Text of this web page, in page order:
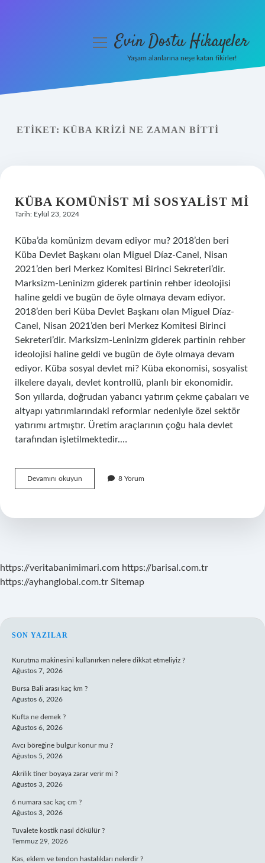
Yasal Uyarı
menüyüEvin Dostu Hikayeler
Yaşam alanlarına neşe katan fikirler!
ETIKET: KÜBA KRIZI NE ZAMAN BITTI
KÜBA KOMÜNIST MI SOSYALIST MI
Tarih: Eylül 23, 2024
Küba’da komünizm devam ediyor mu? 2018’den beri
Küba Devlet Başkanı olan Miguel Díaz-Canel, Nisan
2021’den beri Merkez Komitesi Birinci Sekreteri’dir.
Marksizm-Leninizm giderek partinin rehber ideolojisi
haline geldi ve bugün de öyle olmaya devam ediyor.
2018’den beri Küba Devlet Başkanı olan Miguel Díaz-
Canel, Nisan 2021’den beri Merkez Komitesi Birinci
Sekreteri’dir. Marksizm-Leninizm giderek partinin rehber
ideolojisi haline geldi ve bugün de öyle olmaya devam
ediyor. Küba sosyal devlet mi? Küba ekonomisi, sosyalist
ilkelere dayalı, devlet kontrollü, planlı bir ekonomidir.
Son yıllarda, doğrudan yabancı yatırım çekme çabaları ve
altyapı yatırımlarındaki reformlar nedeniyle özel sektör
yatırımı artmıştır. Üretim araçlarının çoğu hala devlet
tarafından işletilmektedir.…
Devamını okuyun
Komünist
Mi
8 Yorum
https://veritabanimimari.com https://barisal.com.tr
https://ayhanglobal.com.tr Sitemap
SIDEBAR
SON YAZILAR
Kurutma makinesini kullanırken nelere dikkat etmeliyiz ?
Ağustos 7, 2026
Bursa Bali arası kaç km ?
Ağustos 6, 2026
Kufta ne demek ?
Ağustos 6, 2026
Avcı böreğine bulgur konur mu ?
Ağustos 5, 2026
Akrilik tiner boyaya zarar verir mi ?
Ağustos 3, 2026
6 numara sac kaç cm ?
Ağustos 3, 2026
Tuvalete kostik nasıl dökülür ?
Temmuz 29, 2026
Kas, eklem ve tendon hastalıkları nelerdir ?